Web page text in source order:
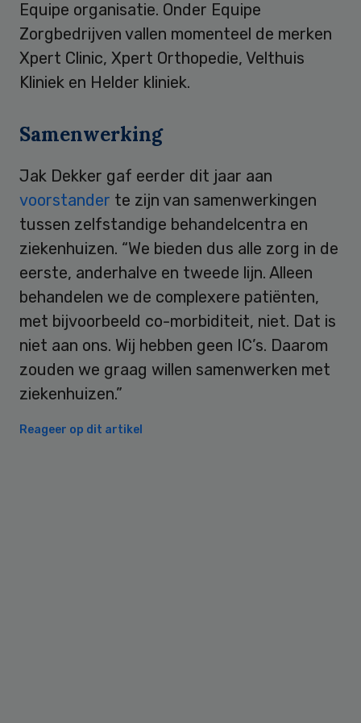
Equipe organisatie. Onder Equipe
Zorgbedrijven vallen momenteel de merken
Xpert Clinic, Xpert Orthopedie, Velthuis
Kliniek en Helder kliniek.
Samenwerking
Jak Dekker gaf eerder dit jaar aan
voorstander te zijn van samenwerkingen
tussen zelfstandige behandelcentra en
ziekenhuizen. “We bieden dus alle zorg in de
eerste, anderhalve en tweede lijn. Alleen
behandelen we de complexere patiënten,
met bijvoorbeeld co-morbiditeit, niet. Dat is
niet aan ons. Wij hebben geen IC’s. Daarom
zouden we graag willen samenwerken met
ziekenhuizen.”
Reageer op dit artikel